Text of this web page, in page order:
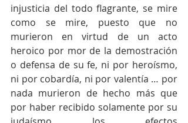
injusticia del todo flagrante, se mire
como se mire, puesto que no
murieron en virtud de un acto
heroico por mor de la demostración
o defensa de su fe, ni por heroísmo,
ni por cobardía, ni por valentía … por
nada murieron de hecho más que
por haber recibido solamente por su